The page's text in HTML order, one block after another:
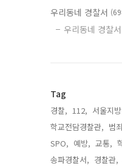
우리동네 경찰서
우리동네 경찰서
Tag
경찰, 112, 서울지
학교전담경찰관, 범
SPO, 예방, 교통,
송파경찰서, 경찰관,